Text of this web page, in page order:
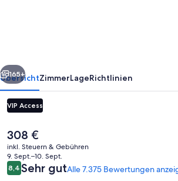
Casino
-
All
Inclusive
Weiter
165+
ÜbersichtZimmerLageRichtlinien
VIP Access
Der
aktuelle
Preis
beträgt
308 €.
308 €
inkl. Steuern & Gebühren
9. Sept.–10. Sept.
Bewertungen
8,48,4 von 10.
Sehr gutAlle 7.375 Bewertungen